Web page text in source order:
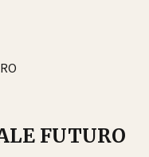
FUTURO